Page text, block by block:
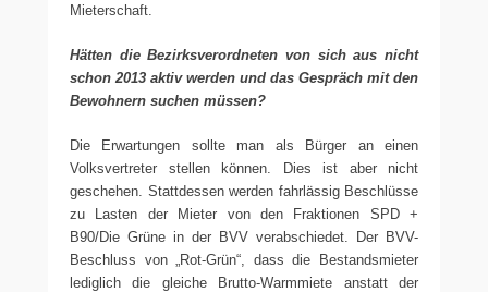
Mieterschaft.
Hätten die Bezirksverordneten von sich aus nicht
schon 2013 aktiv werden und das Gespräch mit den
Bewohnern suchen müssen?
Die Erwartungen sollte man als Bürger an einen
Volksvertreter stellen können. Dies ist aber nicht
geschehen. Stattdessen werden fahrlässig Beschlüsse
zu Lasten der Mieter von den Fraktionen SPD +
B90/Die Grüne in der BVV verabschiedet. Der BVV-
Beschluss von „Rot-Grün“, dass die Bestandsmieter
lediglich die gleiche Brutto-Warmmiete anstatt der